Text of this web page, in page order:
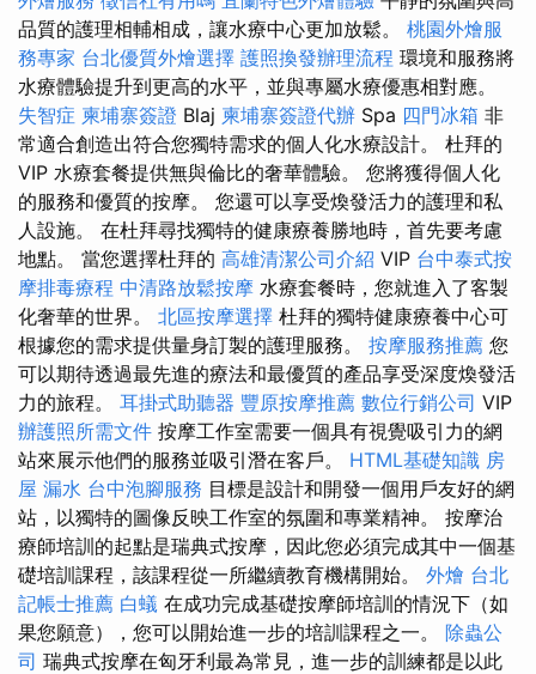
品質的護理相輔相成，讓水療中心更加放鬆。 桃園外燴服
務專家 台北優質外燴選擇 護照換發辦理流程 環境和服務將
水療體驗提升到更高的水平，並與專屬水療優惠相對應。
失智症 柬埔寨簽證 Blaj 柬埔寨簽證代辦 Spa 四門冰箱 非
常適合創造出符合您獨特需求的個人化水療設計。 杜拜的
VIP 水療套餐提供無與倫比的奢華體驗。 您將獲得個人化
的服務和優質的按摩。 您還可以享受煥發活力的護理和私
人設施。 在杜拜尋找獨特的健康療養勝地時，首先要考慮
地點。 當您選擇杜拜的 高雄清潔公司介紹 VIP 台中泰式按
摩排毒療程 中清路放鬆按摩 水療套餐時，您就進入了客製
化奢華的世界。 北區按摩選擇 杜拜的獨特健康療養中心可
根據您的需求提供量身訂製的護理服務。 按摩服務推薦 您
可以期待透過最先進的療法和最優質的產品享受深度煥發活
力的旅程。 耳掛式助聽器 豐原按摩推薦 數位行銷公司 VIP
辦護照所需文件 按摩工作室需要一個具有視覺吸引力的網
站來展示他們的服務並吸引潛在客戶。 HTML基礎知識 房
屋 漏水 台中泡腳服務 目標是設計和開發一個用戶友好的網
站，以獨特的圖像反映工作室的氛圍和專業精神。 按摩治
療師培訓的起點是瑞典式按摩，因此您必須完成其中一個基
礎培訓課程，該課程從一所繼續教育機構開始。 外燴 台北
記帳士推薦 白蟻 在成功完成基礎按摩師培訓的情況下（如
果您願意），您可以開始進一步的培訓課程之一。 除蟲公
司 瑞典式按摩在匈牙利最為常見，進一步的訓練都是以此